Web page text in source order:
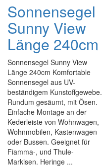
Sonnensegel
Sunny View
Länge 240cm
Sonnensegel Sunny View
Länge 240cm Komfortable
Sonnensegel aus UV-
beständigem Kunstoffgewebe.
Rundum gesäumt, mit Ösen.
Einfache Montage an der
Kederleiste von Wohnwagen,
Wohnmobilen, Kastenwagen
oder Bussen. Geeignet für
Fiamma-, und Thule-
Markisen. Heringe ...